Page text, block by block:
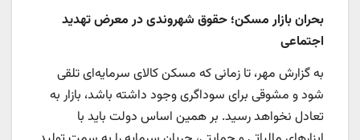
بحران بازار مسکن؛ حقوق شهروندی در معرض تهدید
اجتماعی
به گزارش مهر، تا زمانی که مسکن کالای سرمایه‌ای تلقی
شود و مشوقی برای سوداگری وجود داشته باشد، بازار به
تعادل نخواهد رسید. بر همین اساس دولت باید با